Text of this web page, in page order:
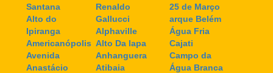
Santana
Alto do
Ipiranga
Americanópolis
Avenida
Anastácio
Renaldo
Gallucci
Alphaville
Alto Da lapa
Anhanguera
Atibaia
25 de Março
arque Belém
Água Fria
Cajati
Campo da
Água Branca